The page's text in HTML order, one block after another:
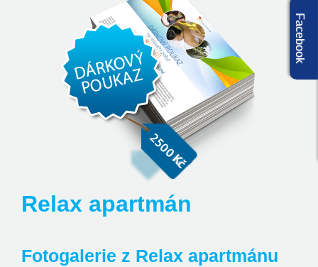
Relax apartmán
Fotogalerie z Relax apartmánu
Facebook